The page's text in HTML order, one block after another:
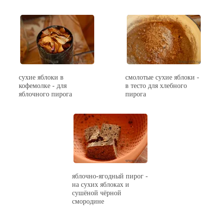
сухие яблоки в
кофемолке - для
яблочного пирога
смолотые сухие яблоки -
в тесто для хлебного
пирога
яблочно-ягодный пирог -
на сухих яблоках и
сушёной чёрной
смородине